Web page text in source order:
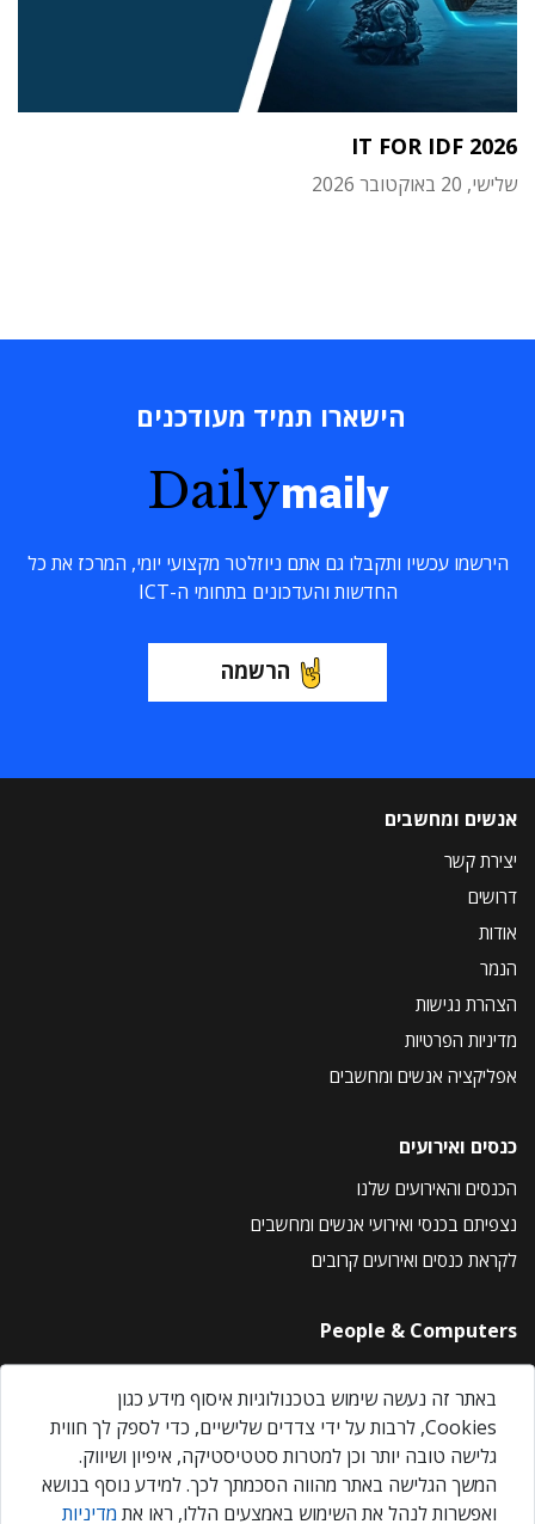
IT FOR IDF 2026
שלישי, 20 באוקטובר 2026
הישארו תמיד מעודכנים
Dailymaily
הירשמו עכשיו ותקבלו גם אתם ניוזלטר מקצועי יומי, המרכז את כל
החדשות והעדכונים בתחומי ה-ICT
הרשמה
אנשים ומחשבים
יצירת קשר
דרושים
אודות
הנמר
הצהרת נגישות
מדיניות הפרטיות
אפליקציה אנשים ומחשבים
כנסים ואירועים
הכנסים והאירועים שלנו
נצפיתם בכנסי ואירועי אנשים ומחשבים
לקראת כנסים ואירועים קרובים
People & Computers
About Us
Privacy Policy
Contact Us
Our Events
באתר זה נעשה שימוש בטכנולוגיות איסוף מידע כגון
Cookies, לרבות על ידי צדדים שלישיים, כדי לספק לך חווית
גלישה טובה יותר וכן למטרות סטטיסטיקה, איפיון ושיווק.
המשך הגלישה באתר מהווה הסכמתך לכך. למידע נוסף בנושא
ואפשרות לנהל את השימוש באמצעים הללו, ראו את מדיניות